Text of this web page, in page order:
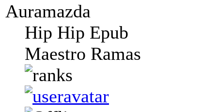
Auramazda
Hip Hip Epub
Maestro Ramas